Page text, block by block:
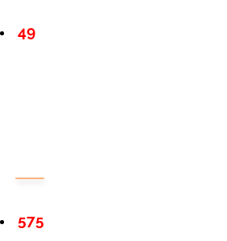
49
575